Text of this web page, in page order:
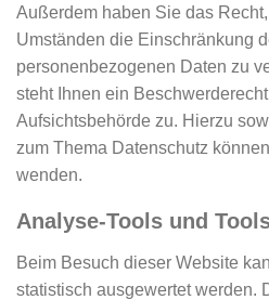
Außerdem haben Sie das
Umständen die Einschränkung
personenbezogenen Daten zu
steht Ihnen ein
Aufsichtsbehörde zu. Hierzu
zum Thema Datenschutz
wenden.
Analyse-Tools und
Beim Besuch dieser Website
statistisch ausgewertet werden.